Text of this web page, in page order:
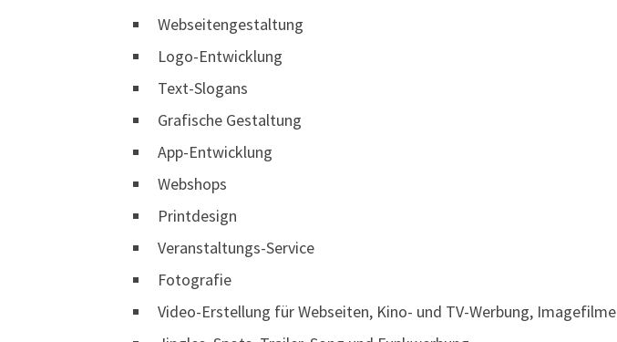
Webseitengestaltung
Logo-Entwicklung
Text-Slogans
Grafische Gestaltung
App-Entwicklung
Webshops
Printdesign
Veranstaltungs-Service
Fotografie
Video-Erstellung für Webseiten, Kino- und TV-Werbung, Imagefilme